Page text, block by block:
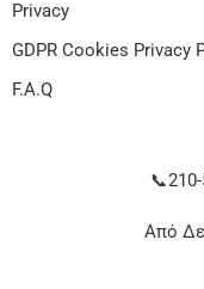
Privacy
GDPR Cookies Privacy
F.A.Q
📞
Από